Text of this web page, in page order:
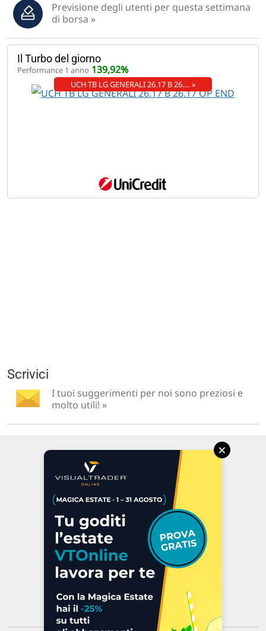
Previsione degli utenti per questa settimana
di borsa »
Il Turbo del giorno
Performance 1 anno 139,92%
UCH TB LG GENERALI 26.17 B 26.… »
Scrivici
I tuoi suggerimenti per noi sono preziosi e
molto utili! »
Via Macanno, 38/A
P.IVA 02 452 460 401
Chi siamo
Commenti e segnalazioni
Contattaci
×